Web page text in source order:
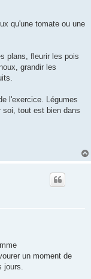
qu'une tomate ou une
plans, fleurir les pois
grandir les
l'exercice. Légumes
tout est bien dans
un moment de
jours.